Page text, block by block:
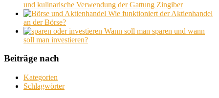
und kulinarische Verwendung der Gattung Zingiber
Wie funktioniert der Aktienhandel
an der Börse?
Wann soll man sparen und wann
soll man investieren?
Beiträge nach
Kategorien
Schlagwörter